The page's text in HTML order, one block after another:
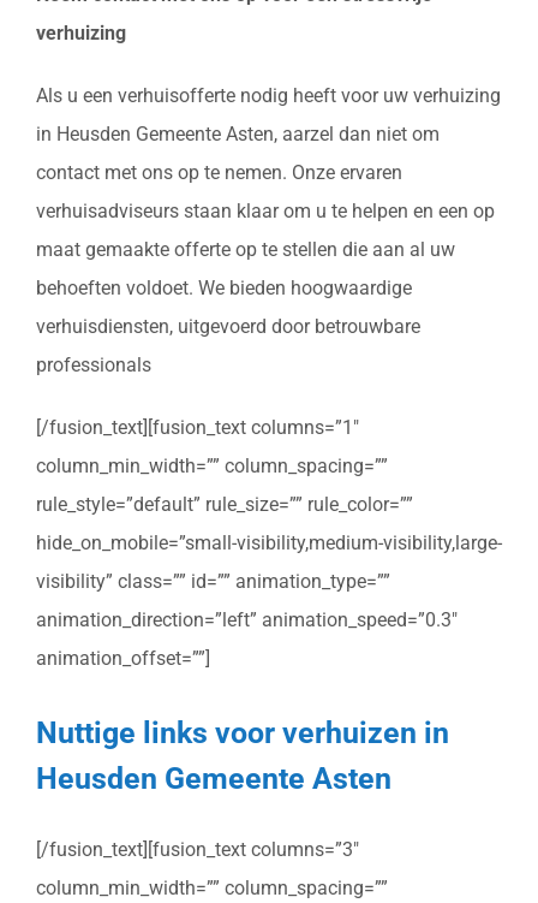
verhuizing
Als u een verhuisofferte nodig heeft voor uw verhuizing
in Heusden Gemeente Asten, aarzel dan niet om
contact met ons op te nemen. Onze ervaren
verhuisadviseurs staan klaar om u te helpen en een op
maat gemaakte offerte op te stellen die aan al uw
behoeften voldoet. We bieden hoogwaardige
verhuisdiensten, uitgevoerd door betrouwbare
professionals
[/fusion_text][fusion_text columns=”1″
column_min_width=”” column_spacing=””
rule_style=”default” rule_size=”” rule_color=””
hide_on_mobile=”small-visibility,medium-visibility,large-
visibility” class=”” id=”” animation_type=””
animation_direction=”left” animation_speed=”0.3″
animation_offset=””]
Nuttige links voor verhuizen in
Heusden Gemeente Asten
[/fusion_text][fusion_text columns=”3″
column_min_width=”” column_spacing=””